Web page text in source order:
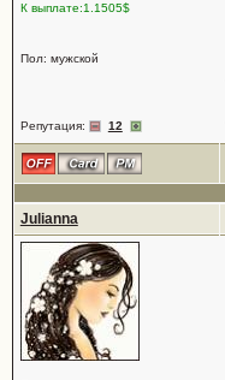
К выплате:1.1505$
Пол: мужской
Репутация: 12
Julianna